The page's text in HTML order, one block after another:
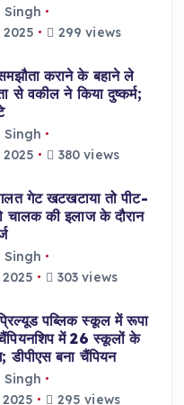
299 views
कराने के बहाने ले
से वकील ने किया दुष्कर्म;
380 views
गेट खटखटाया तो पीट-
चालक की इलाज के दौरान
303 views
पब्लिक स्कूल में रूपा
में 26 स्कूलों के
डीपीएस बना चैंपियन
295 views